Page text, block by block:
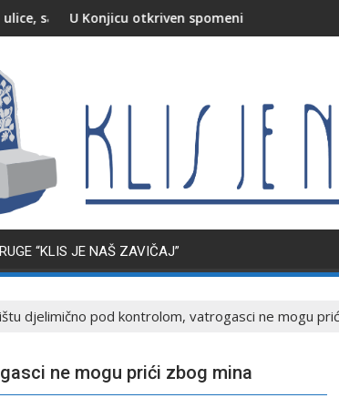
otežanotkriven spomenik poginulim i nestalim
“KLIS JE NAŠ ZAVIČAJ”
djelimično pod kontrolom, vatrogasci ne mogu
ne mogu prići zbog mina